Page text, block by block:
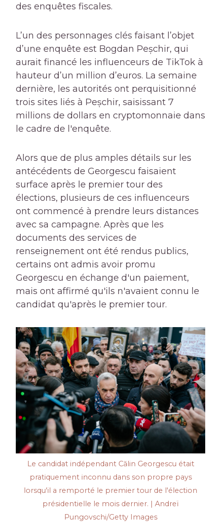
des enquêtes fiscales.
L’un des personnages clés faisant l’objet
d’une enquête est Bogdan Peșchir, qui
aurait financé les influenceurs de TikTok à
hauteur d’un million d’euros. La semaine
dernière, les autorités ont perquisitionné
trois sites liés à Peșchir, saisissant 7
millions de dollars en cryptomonnaie dans
le cadre de l'enquête.
Alors que de plus amples détails sur les
antécédents de Georgescu faisaient
surface après le premier tour des
élections, plusieurs de ces influenceurs
ont commencé à prendre leurs distances
avec sa campagne. Après que les
documents des services de
renseignement ont été rendus publics,
certains ont admis avoir promu
Georgescu en échange d'un paiement,
mais ont affirmé qu'ils n'avaient connu le
candidat qu'après le premier tour.
Le candidat indépendant Călin Georgescu était
pratiquement inconnu dans son propre pays
lorsqu'il a remporté le premier tour de l'élection
présidentielle le mois dernier. | Andreï
Pungovschi/Getty Images